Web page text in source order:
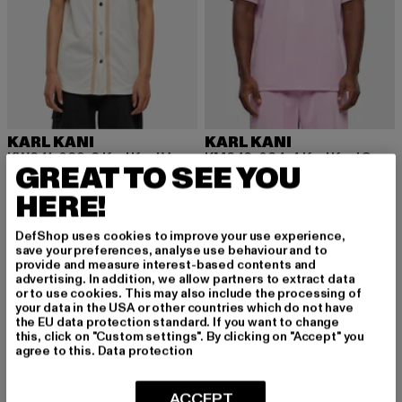
KARL KANI
KW241-029-2 Karl Kani Varsity Pinstripe Baseball Shirt
43,99 EUR
Derzeitiger Preis: 43,99 EUR
49,99 EURAktionspreis: 49,99 EUR
KARL KANI
KM242-024-4 Karl Kani Sports Shadow Stripe Jersey
43,99 EUR
Derzeitiger Preis: 43,99 EUR
49,99 EUR
-26% -47%
GREAT TO SEE YOU
HERE!
DefShop uses cookies to improve your use experience,
save your preferences, analyse use behaviour and to
provide and measure interest-based contents and
advertising. In addition, we allow partners to extract data
or to use cookies. This may also include the processing of
your data in the USA or other countries which do not have
the EU data protection standard. If you want to change
this, click on "Custom settings". By clicking on "Accept" you
agree to this. Data protection